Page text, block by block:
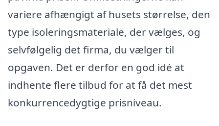
variere afhængigt af husets størrelse, den
type isoleringsmateriale, der vælges, og
selvfølgelig det firma, du vælger til
opgaven. Det er derfor en god idé at
indhente flere tilbud for at få det mest
konkurrencedygtige prisniveau.